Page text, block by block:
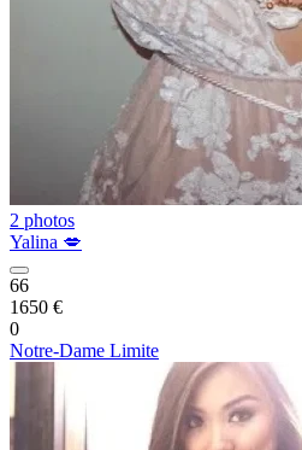
2 photos
Yalina 💋
66
1650 €
0
Notre-Dame Limite